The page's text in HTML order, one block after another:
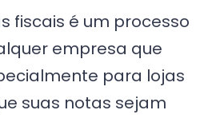
fiscais é um processo
empresa que
para lojas
suas notas sejam